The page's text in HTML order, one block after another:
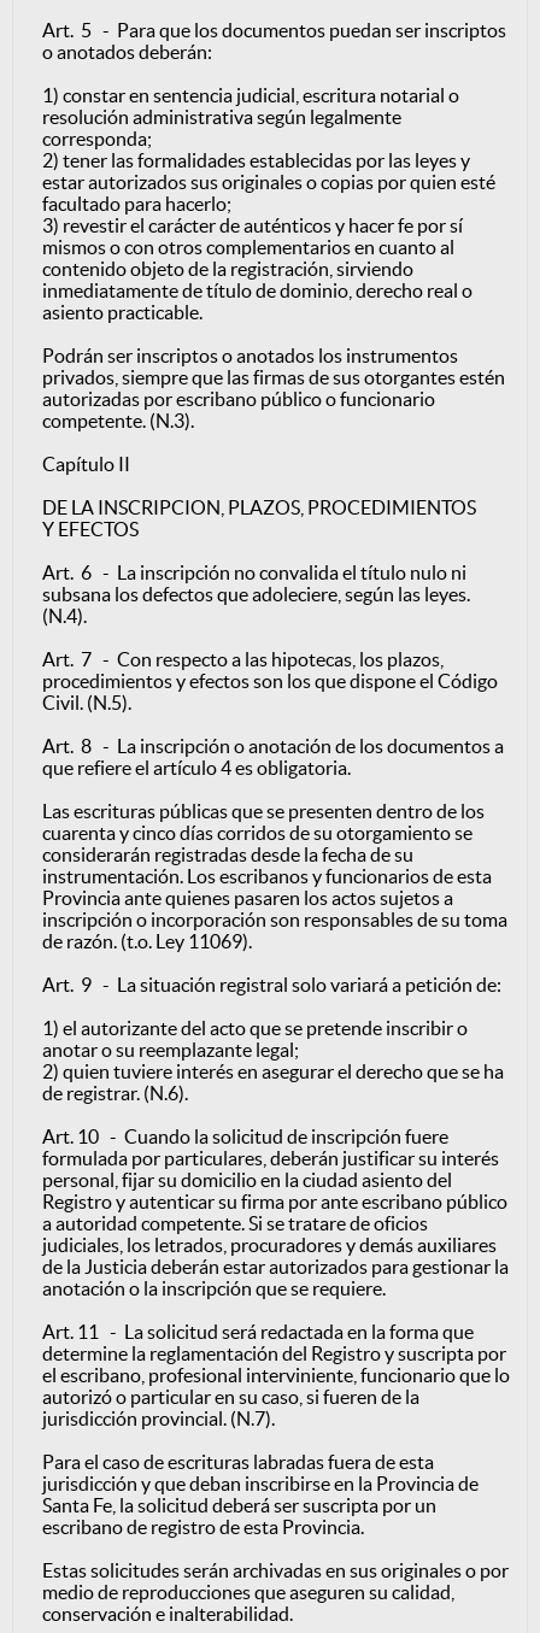
Art. 5 - Para que los documentos puedan ser inscriptos
o anotados deberán:
1) constar en sentencia judicial, escritura notarial o
resolución administrativa según legalmente
corresponda;
2) tener las formalidades establecidas por las leyes y
estar autorizados sus originales o copias por quien esté
facultado para hacerlo;
3) revestir el carácter de auténticos y hacer fe por sí
mismos o con otros complementarios en cuanto al
contenido objeto de la registración, sirviendo
inmediatamente de título de dominio, derecho real o
asiento practicable.
Podrán ser inscriptos o anotados los instrumentos
privados, siempre que las firmas de sus otorgantes estén
autorizadas por escribano público o funcionario
competente. (N.3).
Capítulo II
DE LA INSCRIPCION, PLAZOS, PROCEDIMIENTOS
Y EFECTOS
Art. 6 - La inscripción no convalida el título nulo ni
subsana los defectos que adoleciere, según las leyes.
(N.4).
Art. 7 - Con respecto a las hipotecas, los plazos,
procedimientos y efectos son los que dispone el Código
Civil. (N.5).
Art. 8 - La inscripción o anotación de los documentos a
que refiere el artículo 4 es obligatoria.
Las escrituras públicas que se presenten dentro de los
cuarenta y cinco días corridos de su otorgamiento se
considerarán registradas desde la fecha de su
instrumentación. Los escribanos y funcionarios de esta
Provincia ante quienes pasaren los actos sujetos a
inscripción o incorporación son responsables de su toma
de razón. (t.o. Ley 11069).
Art. 9 - La situación registral solo variará a petición de:
1) el autorizante del acto que se pretende inscribir o
anotar o su reemplazante legal;
2) quien tuviere interés en asegurar el derecho que se ha
de registrar. (N.6).
Art. 10 - Cuando la solicitud de inscripción fuere
formulada por particulares, deberán justificar su interés
personal, fijar su domicilio en la ciudad asiento del
Registro y autenticar su firma por ante escribano público
a autoridad competente. Si se tratare de oficios
judiciales, los letrados, procuradores y demás auxiliares
de la Justicia deberán estar autorizados para gestionar la
anotación o la inscripción que se requiere.
Art. 11 - La solicitud será redactada en la forma que
determine la reglamentación del Registro y suscripta por
el escribano, profesional interviniente, funcionario que lo
autorizó o particular en su caso, si fueren de la
jurisdicción provincial. (N.7).
Para el caso de escrituras labradas fuera de esta
jurisdicción y que deban inscribirse en la Provincia de
Santa Fe, la solicitud deberá ser suscripta por un
escribano de registro de esta Provincia.
Estas solicitudes serán archivadas en sus originales o por
medio de reproducciones que aseguren su calidad,
conservación e inalterabilidad.